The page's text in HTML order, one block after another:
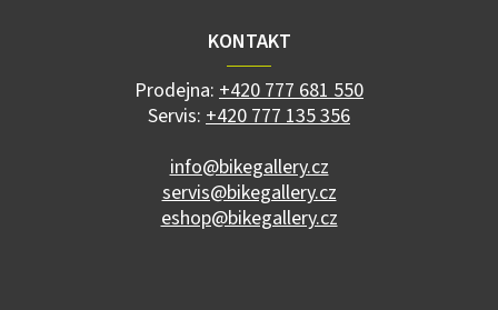
KONTAKT
Prodejna: +420 777 681 550
Servis: +420 777 135 356
info@bikegallery.cz
servis@bikegallery.cz
eshop@bikegallery.cz